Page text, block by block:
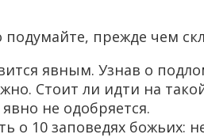
прежде чем
явным. Узнав о
Стоит ли идти на
не одобряется.
10 заповедях божьих: